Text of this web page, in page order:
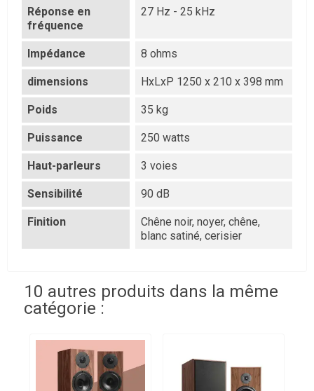
Réponse en
fréquence
27 Hz - 25 kHz
Impédance 8 ohms
dimensions HxLxP 1250 x 210 x 398 mm
Poids 35 kg
Puissance 250 watts
Haut-parleurs 3 voies
Sensibilité 90 dB
Finition
Chêne noir, noyer, chêne,
blanc satiné, cerisier
10 autres produits dans la même
catégorie :